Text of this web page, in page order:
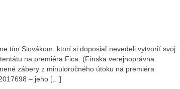
tím Slovákom, ktorí si doposiaľ nevedeli vytvoriť svoj
na premiéra Fica. (Fínska verejnoprávna
zábery z minuloročného útoku na premiéra
– jeho […]